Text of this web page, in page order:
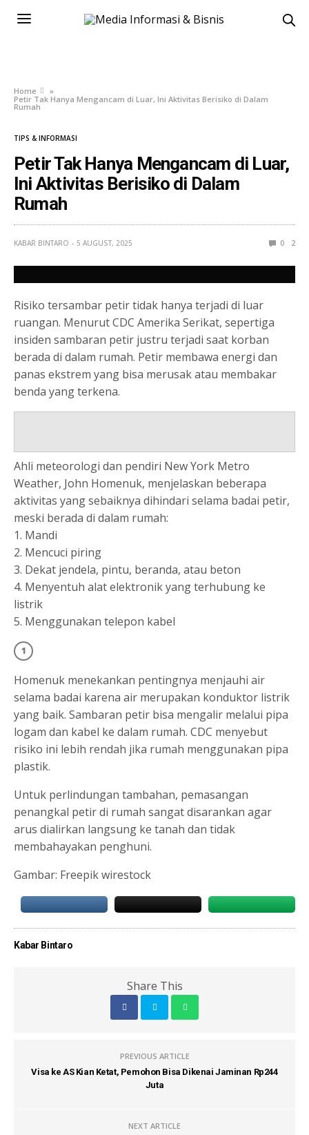
Home
»
Petir Tak Hanya Mengancam di Luar, Ini Aktivitas Berisiko di Dalam
Rumah
TIPS & INFORMASI
Petir Tak Hanya Mengancam di Luar,
Ini Aktivitas Berisiko di Dalam
Rumah
KABAR BINTARO 5 AUGUST, 2025 0 2
Risiko tersambar petir tidak hanya terjadi di luar
ruangan. Menurut CDC Amerika Serikat, sepertiga
insiden sambaran petir justru terjadi saat korban
berada di dalam rumah. Petir membawa energi dan
panas ekstrem yang bisa merusak atau membakar
benda yang terkena.
Ahli meteorologi dan pendiri New York Metro
Weather, John Homenuk, menjelaskan beberapa
aktivitas yang sebaiknya dihindari selama badai petir,
meski berada di dalam rumah:
1. Mandi
2. Mencuci piring
3. Dekat jendela, pintu, beranda, atau beton
4. Menyentuh alat elektronik yang terhubung ke
listrik
5. Menggunakan telepon kabel
Homenuk menekankan pentingnya menjauhi air
selama badai karena air merupakan konduktor listrik
yang baik. Sambaran petir bisa mengalir melalui pipa
logam dan kabel ke dalam rumah. CDC menyebut
risiko ini lebih rendah jika rumah menggunakan pipa
plastik.
Untuk perlindungan tambahan, pemasangan
penangkal petir di rumah sangat disarankan agar
arus dialirkan langsung ke tanah dan tidak
membahayakan penghuni.
Gambar: Freepik wirestock
Kabar Bintaro
Share This
PREVIOUS ARTICLE
Visa ke AS Kian Ketat, Pemohon Bisa Dikenai Jaminan Rp244
Juta
NEXT ARTICLE